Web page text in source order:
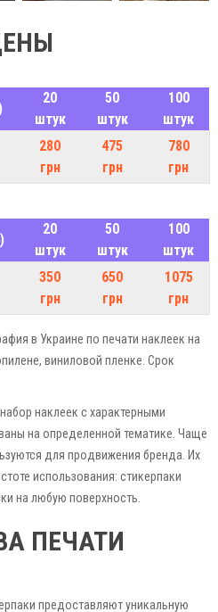
20
штук
50
штук
100
штук
280
грн
475
грн
780
грн
20
штук
50
штук
100
штук
350
грн
650
грн
1075
грн
в Украине по печати наклеек на
виниловой пленке. Срок
наклеек с характерными
на определенной тематике. Чаще
для продвижения бренда. Их
использования: стикерпаки
на любую поверхность.
ПЕЧАТИ
предоставляют уникальную